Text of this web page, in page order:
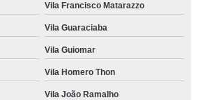
Vila Francisco Matarazzo
Vila Guaraciaba
Vila Guiomar
Vila Homero Thon
Vila João Ramalho